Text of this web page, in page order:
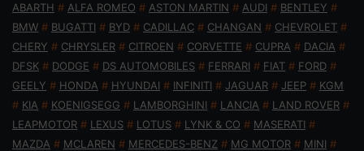
ABARTH # ALFA ROMEO # ASTON MARTIN # AUDI # BENTLEY #
BMW # BUGATTI # BYD # CADILLAC # CHANGAN # CHEVROLET #
CHERY # CHRYSLER # CITROEN # CORVETTE # CUPRA # DACIA #
DFSK # DODGE # DS AUTOMOBILES # FERRARI # FIAT # FORD #
GEELY # HONDA # HYUNDAI # INFINITI # JAGUAR # JEEP # KGM
# KIA # KOENIGSEGG # LAMBORGHINI # LANCIA # LAND ROVER #
LEAPMOTOR # LEXUS # LOTUS # LYNK & CO # MASERATI #
MAZDA # MCLAREN # MERCEDES-BENZ # MG MOTOR # MINI #